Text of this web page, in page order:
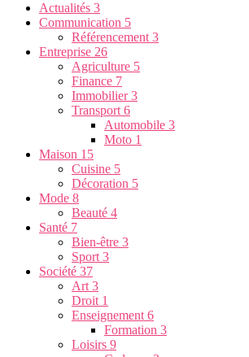
Actualités 3
Communication 5
Référencement 3
Entreprise 26
Agriculture 5
Finance 7
Immobilier3
Transport 6
Automobile 3
Moto 1
Maison 15
Cuisine 5
Décoration 5
Mode 8
Beauté 4
Santé 7
Bien-être 3
Sport 3
Société 37
Art 3
Droit 1
Enseignement 6
Formation 3
Loisirs 9